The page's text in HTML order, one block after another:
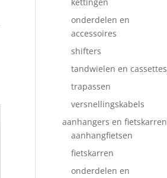
onderdelen en
accessoires
shifters
tandwielen en cassettes
trapassen
versnellingskabels
aanhangers en fietskarren
aanhangfietsen
fietskarren
onderdelen en